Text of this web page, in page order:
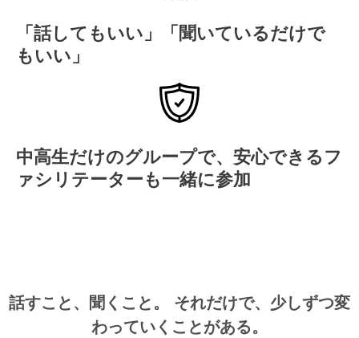
「話してもいい」「聞いているだけで
もいい」
中高生だけのグループで、安心できるフ
ァシリテーターも一緒に参加
話すこと、聞くこと。 それだけで、少しずつ変
わっていくことがある。